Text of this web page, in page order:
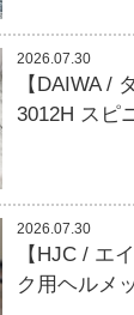
2026.07.30
【DAIWA /
3012H スピ
2026.07.30
【HJC / エ
ク用ヘルメ